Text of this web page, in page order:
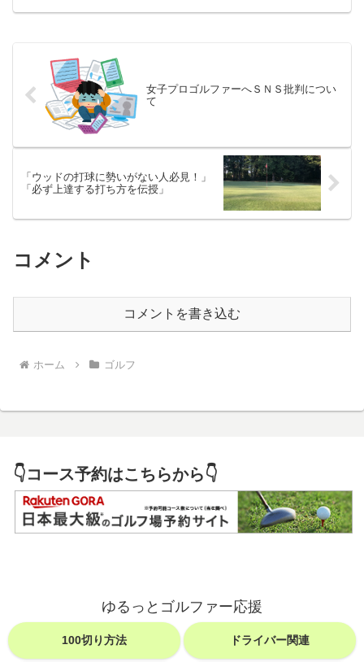
女子プロゴルファーへＳＮＳ批判につい
て
「ウッドの打球に勢いがない人必見！」
「必ず上達する打ち方を伝授」
コメント
コメントを書き込む
ホーム ゴルフ
👇コース予約はこちらから👇
ゆるっとゴルファー応援
100切り方法 ドライバー関連